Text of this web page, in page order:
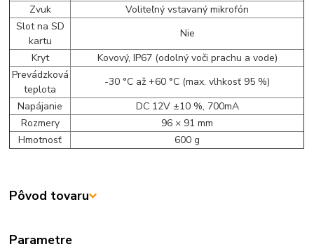
Zvuk
Voliteľný vstavaný mikrofón
Slot na SD
kartu
Nie
Kryt
Kovový, IP67 (odolný voči prachu a vode)
Prevádzková
teplota
-30 °C až +60 °C (max. vlhkosť 95 %)
Napájanie
DC 12V ±10 %, 700mA
Rozmery
96 × 91 mm
Hmotnosť
600 g
Pôvod tovaru
Parametre